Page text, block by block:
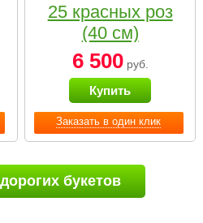
Заказать в один клик
25 красных роз
(40 см)
6 500руб.
Купить
букетов